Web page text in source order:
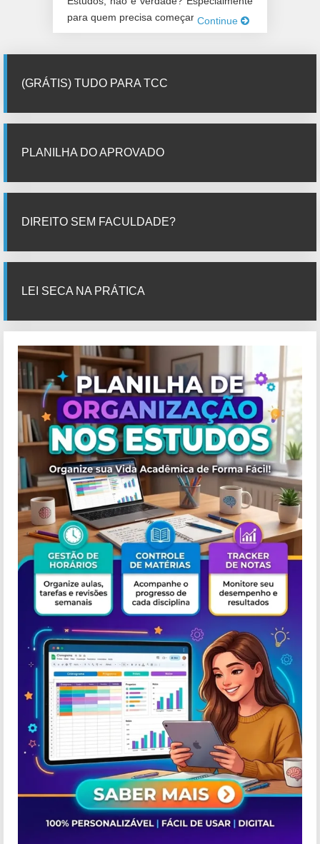
para quem precisa começar – ou já […]
Continue
(GRÁTIS) TUDO PARA TCC
PLANILHA DO APROVADO
DIREITO SEM FACULDADE?
LEI SECA NA PRÁTICA